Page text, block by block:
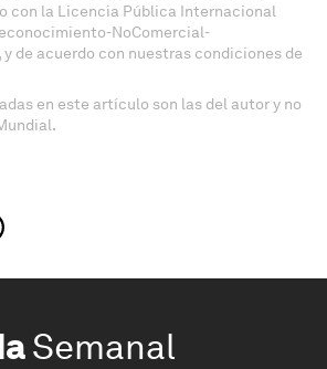
con la Licencia Pública Internacional
NoComercial-
de acuerdo con nuestras condiciones de
en este artículo son las del autor y no
Semanal